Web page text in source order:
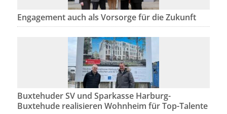
Engagement auch als Vorsorge für die Zukunft
Buxtehuder SV und Sparkasse Harburg-
Buxtehude realisieren Wohnheim für Top-Talente